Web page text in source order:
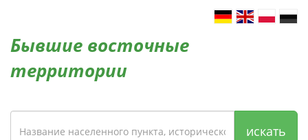
Бывшие восточные
территории
искать